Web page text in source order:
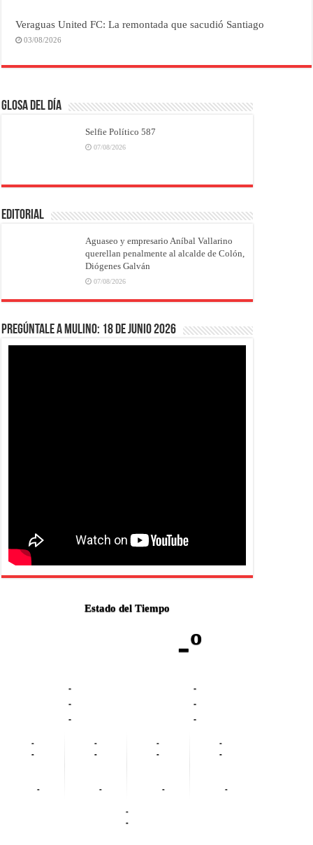
Veraguas United FC: La remontada que sacudió Santiago
03/08/2026
Glosa del Día
Selfie Político 587
07/08/2026
EDITORIAL
Aguaseo y empresario Aníbal Vallarino
querellan penalmente al alcalde de Colón,
Diógenes Galván
07/08/2026
Pregúntale a Mulino: 18 de junio 2026
Estado del Tiempo
-º
-
-
-
-
-
-
-
-
-
-
-
-
-
-
-
-
-
-
-
-